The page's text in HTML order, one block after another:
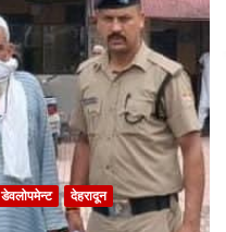
डेवलोपमेन्ट
देहरादून